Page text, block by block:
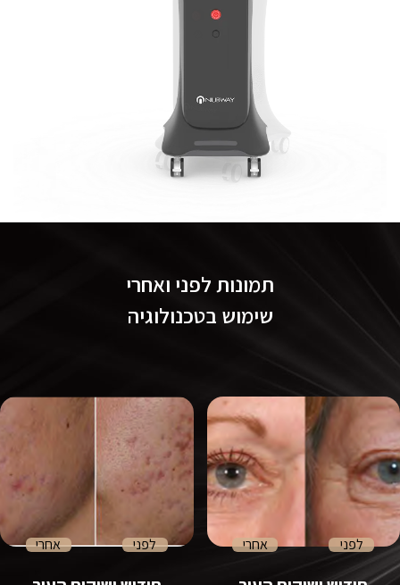
תמונות לפני ואחרי
שימוש בטכנולוגיה
לפני אחרי לפני אחרי